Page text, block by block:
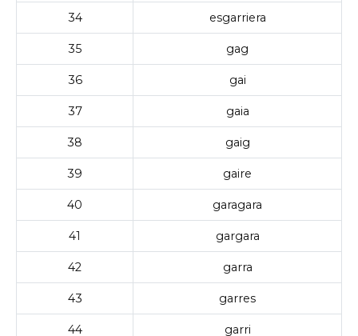
34 esgarriera
35 gag
36 gai
37 gaia
38 gaig
39 gaire
40 garagara
41 gargara
42 garra
43 garres
44 garri